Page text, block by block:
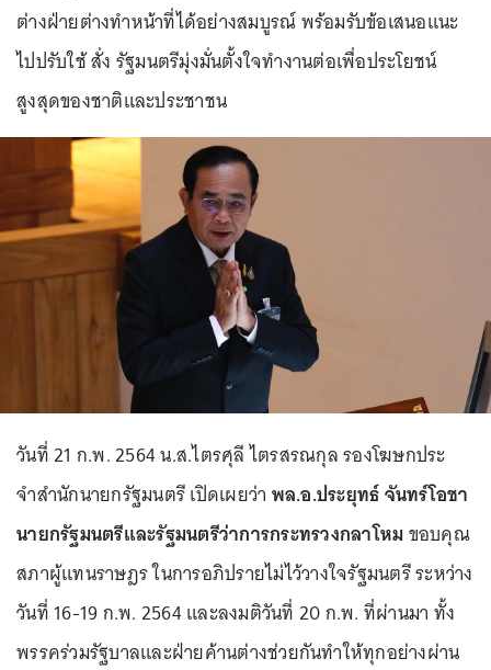
ต่างฝ่ายต่างทำหน้าที่ได้อย่างสมบูรณ์ พร้อมรับข้อเสนอแนะ
ไปปรับใช้ สั่ง รัฐมนตรีมุ่งมั่นตั้งใจทำงานต่อเพื่อประโยชน์
สูงสุดของชาติและประชาชน
วันที่ 21 ก.พ. 2564 น.ส.ไตรศุลี ไตรสรณกุล รองโฆษกประ
จําสํานักนายกรัฐมนตรี เปิดเผยว่า พล.อ.ประยุทธ์ จันทร์โอชา
นายกรัฐมนตรีและรัฐมนตรีว่าการกระทรวงกลาโหม ขอบคุณ
สภาผู้แทนราษฎร ในการอภิปรายไม่ไว้วางใจรัฐมนตรี ระหว่าง
วันที่ 16-19 ก.พ. 2564 และลงมติวันที่ 20 ก.พ. ที่ผ่านมา ทั้ง
พรรคร่วมรัฐบาลและฝ่ายค้านต่างช่วยกันทำให้ทุกอย่างผ่าน